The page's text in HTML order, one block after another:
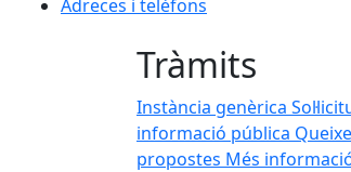
Adreces i telèfons
Tràmits
Instància genèrica
informació pública
propostes Més